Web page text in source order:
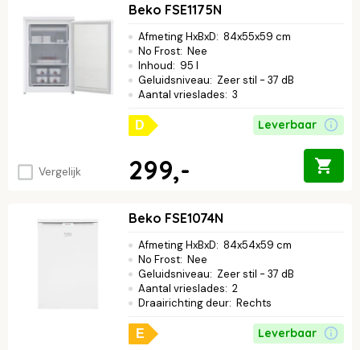
Vergelijk
Beko FSE1175N
Afmeting HxBxD: 84x55x59 cm
No Frost: Nee
Inhoud: 95 l
Geluidsniveau: Zeer stil - 37 dB
Aantal vrieslades: 3
D Leverbaar
299,-
Beko FSE1074N
Afmeting HxBxD: 84x54x59 cm
No Frost: Nee
Geluidsniveau: Zeer stil - 37 dB
Aantal vrieslades: 2
Draairichting deur: Rechts
E Leverbaar